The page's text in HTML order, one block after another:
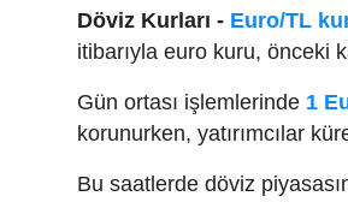
Döviz Kurları - Euro/TL
itibarıyla euro kuru, önceki
Gün ortası işlemlerinde 1
korunurken, yatırımcılar
Bu saatlerde döviz